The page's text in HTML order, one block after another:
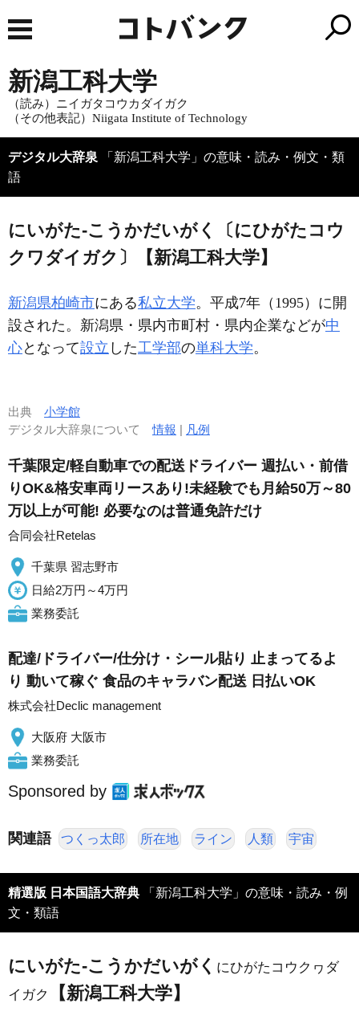
新潟工科大学
（読み）ニイガタコウカダイガク
（その他表記）Niigata Institute of Technology
デジタル大辞泉 「新潟工科大学」の意味・読み・例文・類
語
にいがた‐こうかだいがく〔にひがたコウ
クワダイガク〕【新潟工科大学】
新潟県柏崎市にある私立大学。平成7年（1995）に開
設された。新潟県・県内市町村・県内企業などが中
心となって設立 した工学部の単科大学。
出典 小学館
デジタル大辞泉について情報 | 凡例
千葉限定/軽自動車での配送ドライバー 週払い・前借
りOK&格安車両リースあり!未経験でも月給50万～80
万以上が可能! 必要なのは普通免許だけ
合同会社Retelas
千葉県 習志野市
日給2万円～4万円
業務委託
配達/ドライバー/仕分け・シール貼り 止まってるよ
り 動いて稼ぐ 食品のキャラバン配送 日払いOK
株式会社Declic management
大阪府 大阪市
業務委託
Sponsored by
関連語 つくっ太郎 所在地 ライン 人類 宇宙
精選版 日本国語大辞典 「新潟工科大学」の意味・読み・例
文・類語
にいがた‐こうかだいがく にひがたコウクヮダ
イガク
【新潟工科大学】